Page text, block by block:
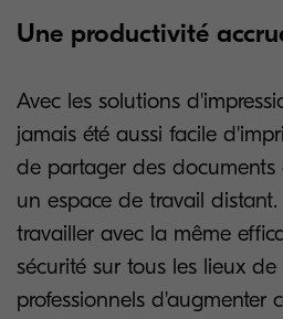
Une productivité
Avec les solutions
jamais été aussi facile
de partager des
un espace de travail
travailler avec la même
sécurité sur tous les lieux
professionnels d'augmenter